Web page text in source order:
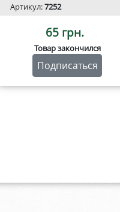
Артикул:7252
65 грн.
Товар закончился
Подписаться